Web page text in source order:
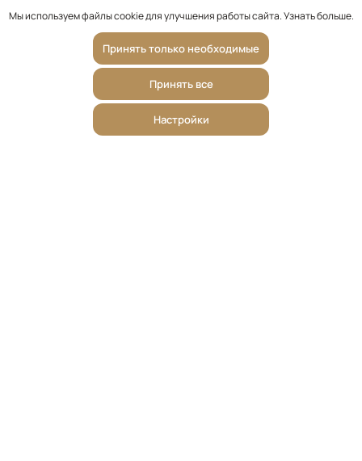
Мы используем файлы cookie для улучшения работы сайта.Узнать больше.
Принять только необходимые
Принять все
Настройки